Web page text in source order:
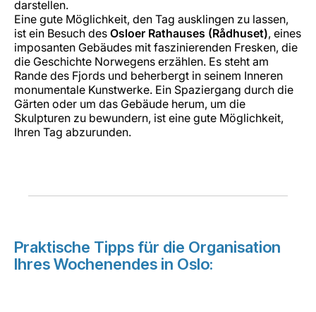
darstellen.
Eine gute Möglichkeit, den Tag ausklingen zu lassen,
ist ein Besuch des Osloer Rathauses (Rådhuset), eines
imposanten Gebäudes mit faszinierenden Fresken, die
die Geschichte Norwegens erzählen. Es steht am
Rande des Fjords und beherbergt in seinem Inneren
monumentale Kunstwerke. Ein Spaziergang durch die
Gärten oder um das Gebäude herum, um die
Skulpturen zu bewundern, ist eine gute Möglichkeit,
Ihren Tag abzurunden.
Praktische Tipps für die Organisation
Ihres Wochenendes in Oslo: